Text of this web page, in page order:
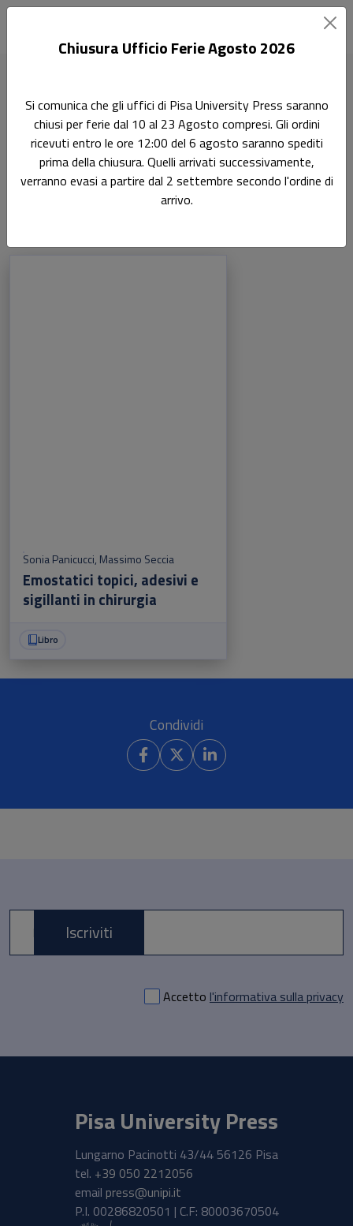
Massimo Seccia
Pagina di Massimo Seccia
Sonia Panicucci, Massimo Seccia
Emostatici topici, adesivi e
sigillanti in chirurgia
Libro
Condividi
E-mail *
Accetto l'informativa sulla privacy
Iscriviti
Pisa University Press
Lungarno Pacinotti 43/44 56126 Pisa
tel. +39 050 2212056
email press@unipi.it
P.I. 00286820501 | C.F: 80003670504
Chiusura Ufficio Ferie Agosto 2026
Si comunica che gli uffici di Pisa University Press saranno
chiusi per ferie dal 10 al 23 Agosto compresi. Gli ordini
ricevuti entro le ore 12:00 del 6 agosto saranno spediti
prima della chiusura. Quelli arrivati successivamente,
verranno evasi a partire dal 2 settembre secondo l'ordine di
arrivo.